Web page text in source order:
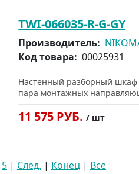
TWI-066035-R-G-GY
Производитель:
Код товара: 00025931
Настенный разборный шкаф
пара монтажных
11 575 РУБ./ шт
5 | След. | Конец | Все